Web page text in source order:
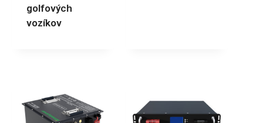
golfových
vozíkov